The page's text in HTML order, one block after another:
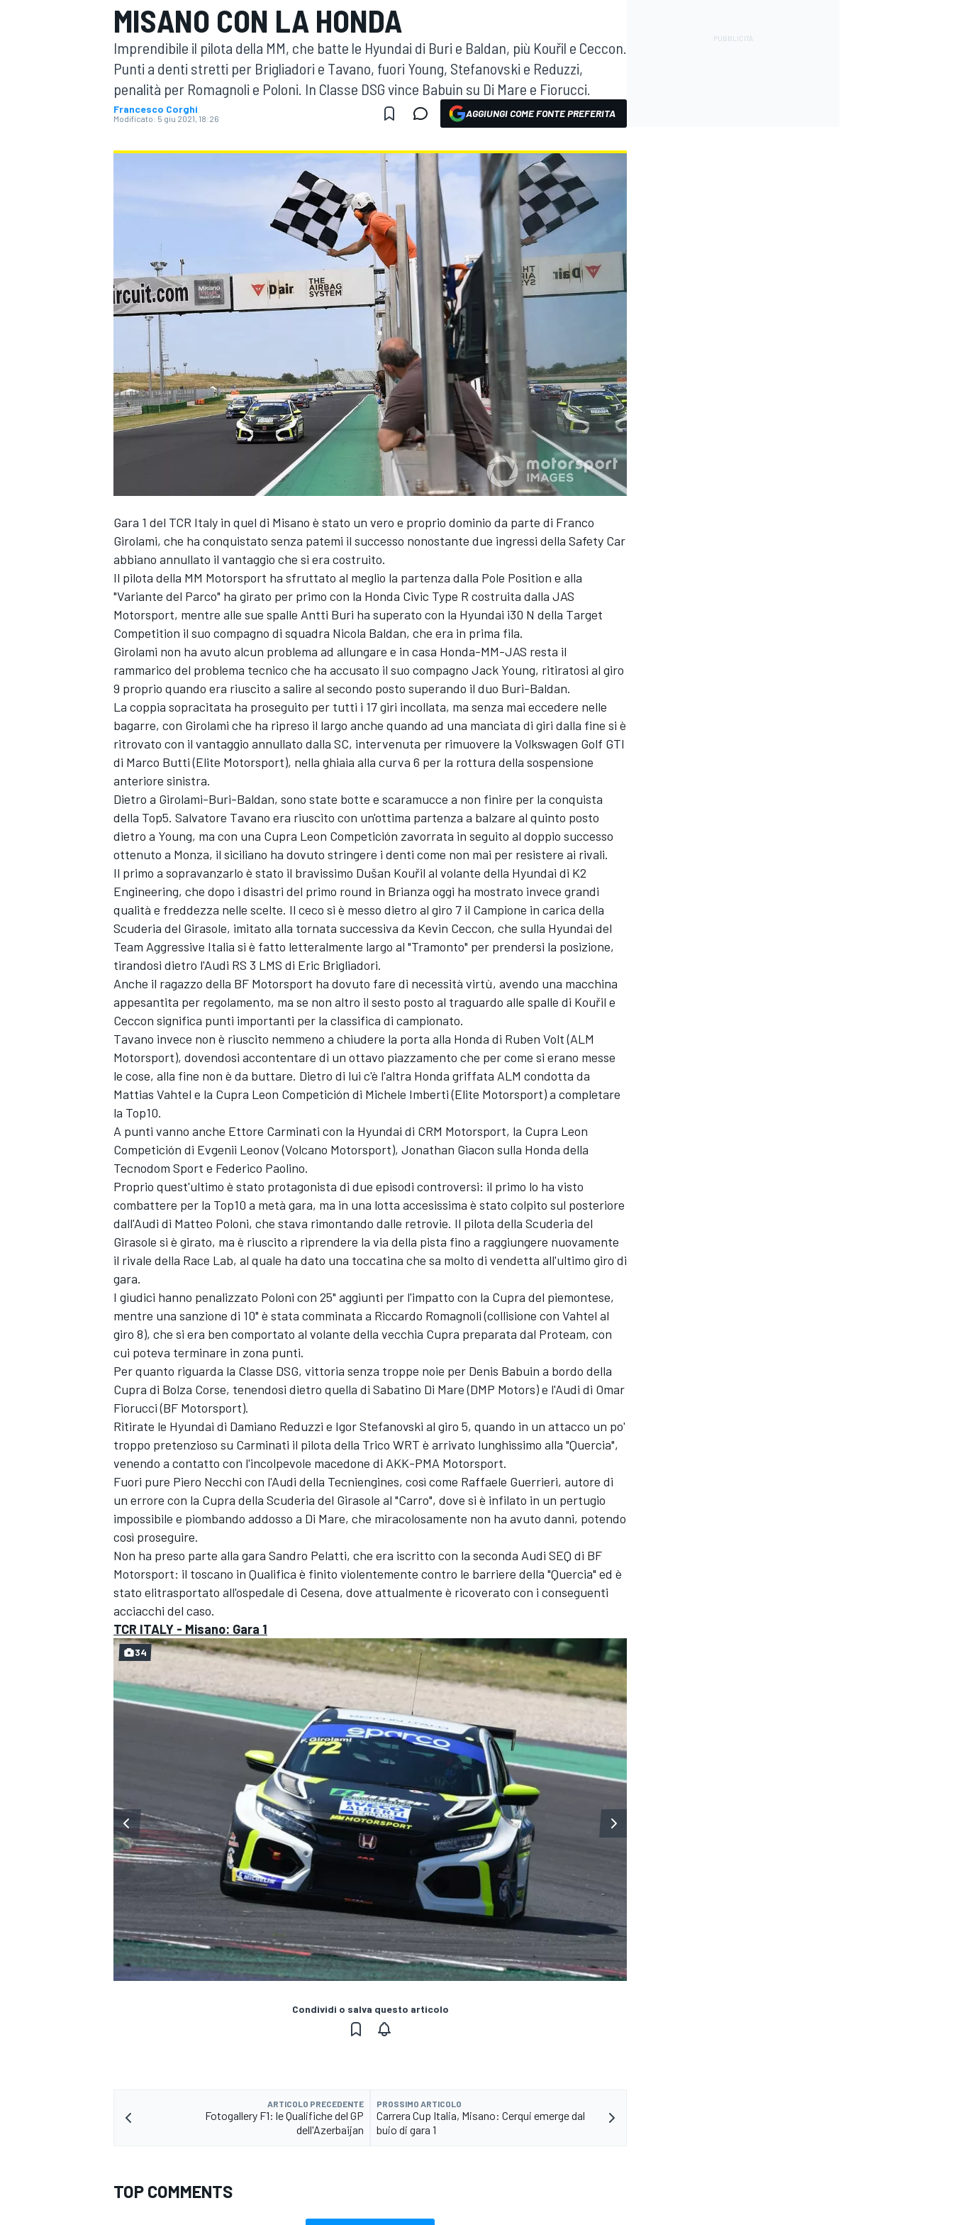
MOTOGP WEC
MONOPOSTO
ENDURANCE/GT
MONOMARCA
RALLY
MISANO CON LA HONDA
Imprendibile il pilota della MM, che batte le Hyundai di Buri e Baldan, più Kouřil e Ceccon.
Punti a denti stretti per Brigliadori e Tavano, fuori Young, Stefanovski e Reduzzi,
penalità per Romagnoli e Poloni. In Classe DSG vince Babuin su Di Mare e Fiorucci.
Francesco Corghi
Modificato: 5 giu 2021, 18:26 AGGIUNGI COME FONTE PREFERITA
Gara 1 del TCR Italy in quel di Misano è stato un vero e proprio dominio da parte di Franco
Girolami, che ha conquistato senza patemi il successo nonostante due ingressi della Safety Car
abbiano annullato il vantaggio che si era costruito.
Il pilota della MM Motorsport ha sfruttato al meglio la partenza dalla Pole Position e alla
"Variante del Parco" ha girato per primo con la Honda Civic Type R costruita dalla JAS
Motorsport, mentre alle sue spalle Antti Buri ha superato con la Hyundai i30 N della Target
Competition il suo compagno di squadra Nicola Baldan, che era in prima fila.
Girolami non ha avuto alcun problema ad allungare e in casa Honda-MM-JAS resta il
rammarico del problema tecnico che ha accusato il suo compagno Jack Young, ritiratosi al giro
9 proprio quando era riuscito a salire al secondo posto superando il duo Buri-Baldan.
La coppia sopracitata ha proseguito per tutti i 17 giri incollata, ma senza mai eccedere nelle
bagarre, con Girolami che ha ripreso il largo anche quando ad una manciata di giri dalla fine si è
ritrovato con il vantaggio annullato dalla SC, intervenuta per rimuovere la Volkswagen Golf GTI
di Marco Butti (Elite Motorsport), nella ghiaia alla curva 6 per la rottura della sospensione
anteriore sinistra.
Dietro a Girolami-Buri-Baldan, sono state botte e scaramucce a non finire per la conquista
della Top5. Salvatore Tavano era riuscito con un'ottima partenza a balzare al quinto posto
dietro a Young, ma con una Cupra Leon Competición zavorrata in seguito al doppio successo
ottenuto a Monza, il siciliano ha dovuto stringere i denti come non mai per resistere ai rivali.
Il primo a sopravanzarlo è stato il bravissimo Dušan Kouřil al volante della Hyundai di K2
Engineering, che dopo i disastri del primo round in Brianza oggi ha mostrato invece grandi
qualità e freddezza nelle scelte. Il ceco si è messo dietro al giro 7 il Campione in carica della
Scuderia del Girasole, imitato alla tornata successiva da Kevin Ceccon, che sulla Hyundai del
Team Aggressive Italia si è fatto letteralmente largo al "Tramonto" per prendersi la posizione,
tirandosi dietro l'Audi RS 3 LMS di Eric Brigliadori.
Anche il ragazzo della BF Motorsport ha dovuto fare di necessità virtù, avendo una macchina
appesantita per regolamento, ma se non altro il sesto posto al traguardo alle spalle di Kouřil e
Ceccon significa punti importanti per la classifica di campionato.
Tavano invece non è riuscito nemmeno a chiudere la porta alla Honda di Ruben Volt (ALM
Motorsport), dovendosi accontentare di un ottavo piazzamento che per come si erano messe
le cose, alla fine non è da buttare. Dietro di lui c'è l'altra Honda griffata ALM condotta da
Mattias Vahtel e la Cupra Leon Competición di Michele Imberti (Elite Motorsport) a completare
la Top10.
A punti vanno anche Ettore Carminati con la Hyundai di CRM Motorsport, la Cupra Leon
Competición di Evgenii Leonov (Volcano Motorsport), Jonathan Giacon sulla Honda della
Tecnodom Sport e Federico Paolino.
Proprio quest'ultimo è stato protagonista di due episodi controversi: il primo lo ha visto
combattere per la Top10 a metà gara, ma in una lotta accesissima è stato colpito sul posteriore
dall'Audi di Matteo Poloni, che stava rimontando dalle retrovie. Il pilota della Scuderia del
Girasole si è girato, ma è riuscito a riprendere la via della pista fino a raggiungere nuovamente
il rivale della Race Lab, al quale ha dato una toccatina che sa molto di vendetta all'ultimo giro di
gara.
I giudici hanno penalizzato Poloni con 25" aggiunti per l'impatto con la Cupra del piemontese,
mentre una sanzione di 10" è stata comminata a Riccardo Romagnoli (collisione con Vahtel al
giro 8), che si era ben comportato al volante della vecchia Cupra preparata dal Proteam, con
cui poteva terminare in zona punti.
Per quanto riguarda la Classe DSG, vittoria senza troppe noie per Denis Babuin a bordo della
Cupra di Bolza Corse, tenendosi dietro quella di Sabatino Di Mare (DMP Motors) e l'Audi di Omar
Fiorucci (BF Motorsport).
Ritirate le Hyundai di Damiano Reduzzi e Igor Stefanovski al giro 5, quando in un attacco un po'
troppo pretenzioso su Carminati il pilota della Trico WRT è arrivato lunghissimo alla "Quercia",
venendo a contatto con l'incolpevole macedone di AKK-PMA Motorsport.
Fuori pure Piero Necchi con l'Audi della Tecniengines, così come Raffaele Guerrieri, autore di
un errore con la Cupra della Scuderia del Girasole al "Carro", dove si è infilato in un pertugio
impossibile e piombando addosso a Di Mare, che miracolosamente non ha avuto danni, potendo
così proseguire.
Non ha preso parte alla gara Sandro Pelatti, che era iscritto con la seconda Audi SEQ di BF
Motorsport: il toscano in Qualifica è finito violentemente contro le barriere della "Quercia" ed è
stato elitrasportato all'ospedale di Cesena, dove attualmente è ricoverato con i conseguenti
acciacchi del caso.
TCR ITALY - Misano: Gara 1
34
Condividi o salva questo articolo
ARTICOLO PRECEDENTE
Fotogallery F1: le Qualifiche del GP
dell'Azerbaijan
PROSSIMO ARTICOLO
Carrera Cup Italia, Misano: Cerqui emerge dal
buio di gara 1
TOP COMMENTS